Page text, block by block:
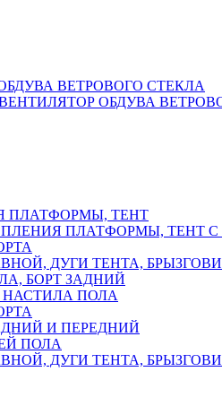
ВЕТРОВОГО СТЕКЛА
ОБДУВА
ПЛАТФОРМЫ, ТЕНТ
ПЛАТФОРМЫ, ТЕНТ
ДУГИ ТЕНТА,
БОРТ ЗАДНИЙ
ПОЛА
И ПЕРЕДНИЙ
ПОЛА
ДУГИ ТЕНТА,